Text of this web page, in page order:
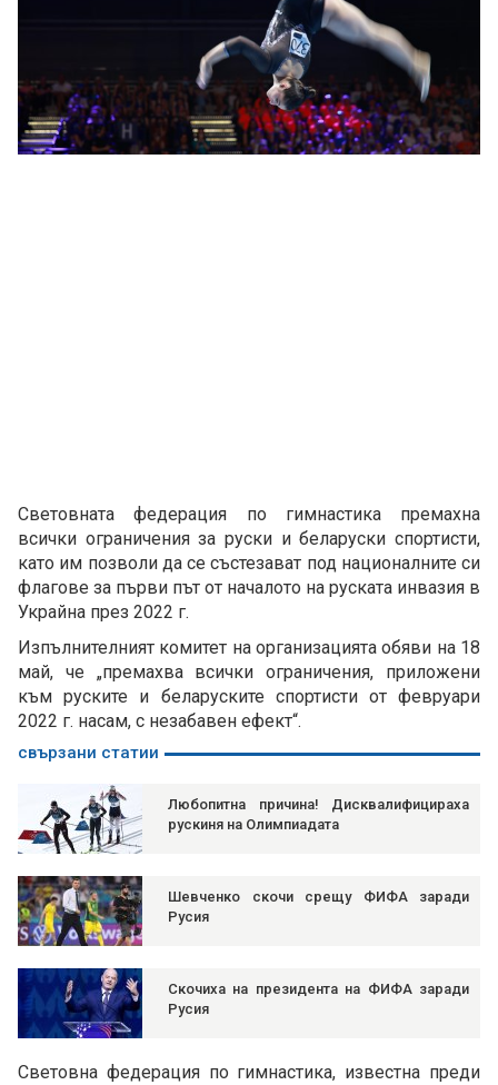
Световната федерация по гимнастика премахна
всички ограничения за руски и беларуски спортисти,
като им позволи да се състезават под националните си
флагове за първи път от началото на руската инвазия в
Украйна през 2022 г.
Изпълнителният комитет на организацията обяви на 18
май, че „премахва всички ограничения, приложени
към руските и беларуските спортисти от февруари
2022 г. насам, с незабавен ефект“.
свързани статии
Любопитна причина! Дисквалифицираха
рускиня на Олимпиадата
Шевченко скочи срещу ФИФА заради
Русия
Скочиха на президента на ФИФА заради
Русия
Световна федерация по гимнастика, известна преди